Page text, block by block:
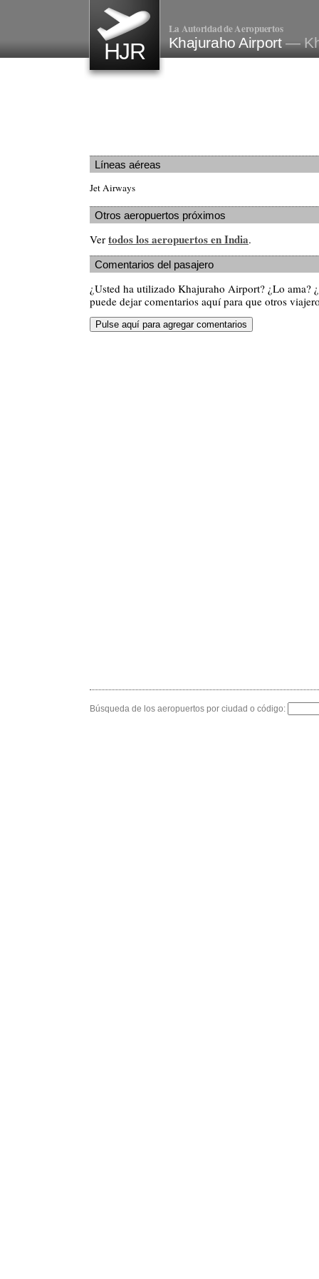
HJR
La Autoridad de Aeropuertos
Khajuraho Airport —
Líneas aéreas
Jet Airways
Otros aeropuertos próximos
Ver todos los aeropuertos en India.
Comentarios del pasajero
¿Usted ha utilizado Khajuraho Airport? ¿Lo ama?
puede dejar comentarios aquí para que otros
Búsqueda de los aeropuertos por ciudad o código: